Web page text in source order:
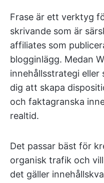
Frase är ett verktyg
skrivande som är
affiliates som
blogginlägg. Medan
innehållsstrategi eller
dig att skapa
och faktagranska
realtid.
Det passar bäst för
organisk trafik och
det gäller